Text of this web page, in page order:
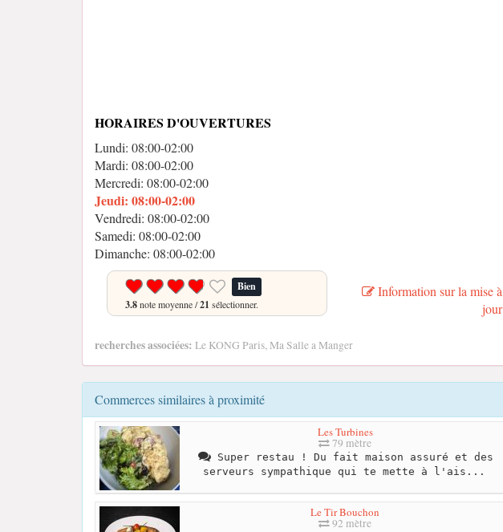
HORAIRES D'OUVERTURES
Lundi: 08:00-02:00
Mardi: 08:00-02:00
Mercredi: 08:00-02:00
Jeudi: 08:00-02:00
Vendredi: 08:00-02:00
Samedi: 08:00-02:00
Dimanche: 08:00-02:00
Bien
3.8note moyenne /21 sélectionner.
Information sur la mise à
jour
recherches associées: Le KONG Paris, Ma Salle a Manger
Commerces similaires à proximité
Les Turbines
79 mètre
Super restau ! Du fait maison assuré et des
serveurs sympathique qui te mette à l'ais...
Le Tir Bouchon
92 mètre